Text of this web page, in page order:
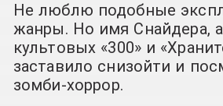
Не люблю подобные
жанры. Но имя Снайдера,
культовых «300» и
заставило снизойти и
зомби-хоррор.